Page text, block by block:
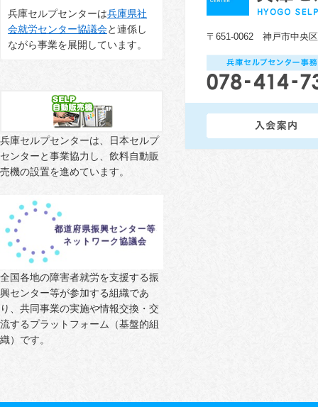
〒651-0062 神戸市中央
兵庫セルプセンターは兵庫県社
会就労センター協議会と連係し
ながら事業を展開しています。
兵庫セルプセンターは、日本セルプ
センターと事業協力し、飲料自動販
売機の設置を進めています。
全国各地の障害者就労を支援する振
興センター等が参加する組織であ
り、共同事業の実施や情報交換・交
流するプラットフォーム（基盤的組
織）です。